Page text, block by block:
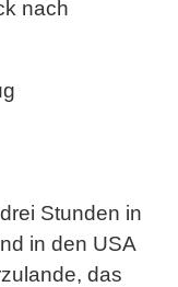
nach
Stunden in
in den USA
das